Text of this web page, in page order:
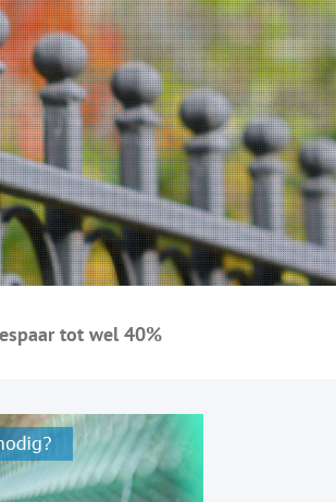
tot wel 40%